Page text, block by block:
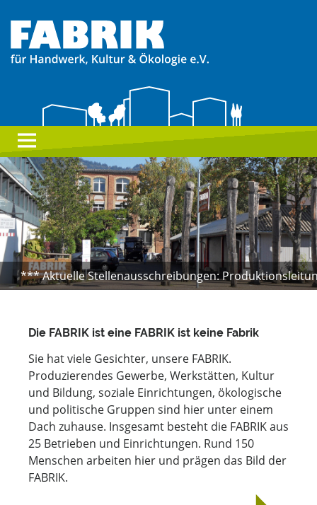
Aktuelle Stellenausschreibungen:
Die FABRIK ist eine FABRIK ist keine Fabrik
Sie hat viele Gesichter, unsere FABRIK.
Produzierendes Gewerbe, Werkstätten, Kultur
und Bildung, soziale Einrichtungen, ökologische
und politische Gruppen sind hier unter einem
Dach zuhause. Insgesamt besteht die FABRIK aus
25 Betrieben und Einrichtungen. Rund 150
Menschen arbeiten hier und prägen das Bild der
FABRIK.